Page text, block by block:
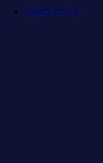
Geschichte